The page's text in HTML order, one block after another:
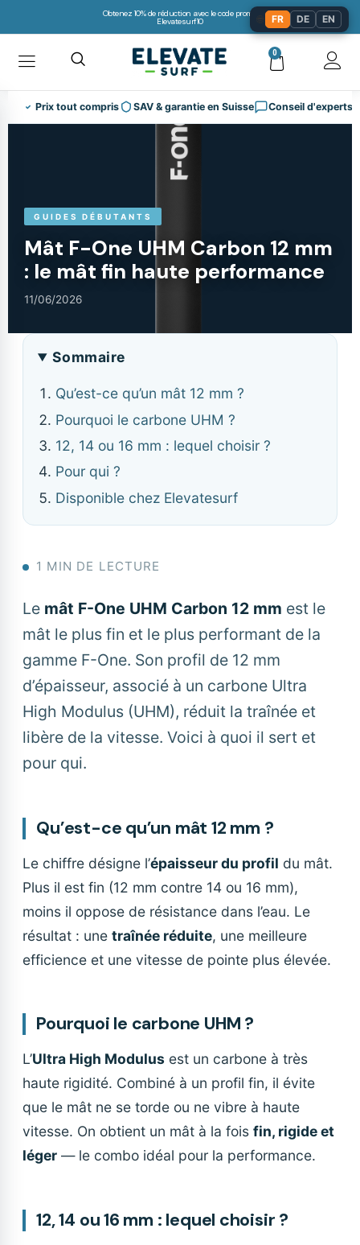
Obtenez 10% de réduction avec le code promo:
Elevatesurf10
0
Prix tout compris SAV & garantie en Suisse Conseil d'experts
GUIDES DÉBUTANTS
Mât F-One UHM Carbon 12 mm
: le mât fin haute performance
11/06/2026
Sommaire
Qu’est-ce qu’un mât 12 mm ?
Pourquoi le carbone UHM ?
12, 14 ou 16 mm : lequel choisir ?
Pour qui ?
Disponible chez Elevatesurf
1 MIN DE LECTURE
Le mât F-One UHM Carbon 12 mm est le
mât le plus fin et le plus performant de la
gamme F-One. Son profil de 12 mm
d’épaisseur, associé à un carbone Ultra
High Modulus (UHM), réduit la traînée et
libère de la vitesse. Voici à quoi il sert et
pour qui.
Qu’est-ce qu’un mât 12 mm ?
Le chiffre désigne l’épaisseur du profil du mât.
Plus il est fin (12 mm contre 14 ou 16 mm),
moins il oppose de résistance dans l’eau. Le
résultat : une traînée réduite, une meilleure
efficience et une vitesse de pointe plus élevée.
Pourquoi le carbone UHM ?
L’Ultra High Modulus est un carbone à très
haute rigidité. Combiné à un profil fin, il évite
que le mât ne se torde ou ne vibre à haute
vitesse. On obtient un mât à la fois fin, rigide et
léger — le combo idéal pour la performance.
12, 14 ou 16 mm : lequel choisir ?
FR DE EN